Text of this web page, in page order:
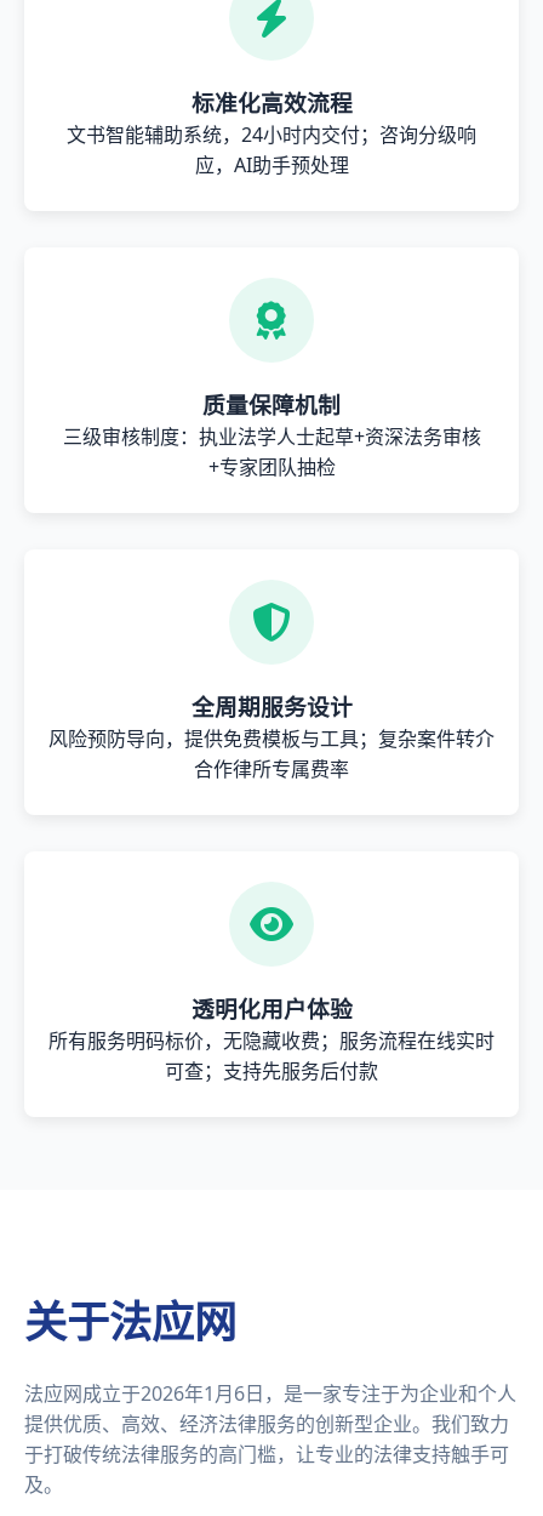
标准化高效流程
文书智能辅助系统，24小时内交付；咨询分级响
应，AI助手预处理
质量保障机制
三级审核制度：执业法学人士起草+资深法务审核
+专家团队抽检
全周期服务设计
风险预防导向，提供免费模板与工具；复杂案件转介
合作律所专属费率
透明化用户体验
所有服务明码标价，无隐藏收费；服务流程在线实时
可查；支持先服务后付款
关于法应网
法应网成立于2026年1月6日，是一家专注于为企业和个人
提供优质、高效、经济法律服务的创新型企业。我们致力
于打破传统法律服务的高门槛，让专业的法律支持触手可
及。